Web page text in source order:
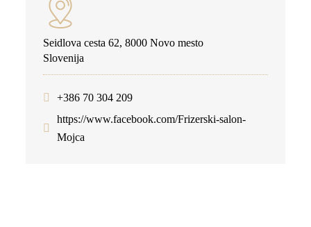
Seidlova cesta 62, 8000 Novo mesto
Slovenija
+386 70 304 209
https://www.facebook.com/Frizerski-salon-
Mojca